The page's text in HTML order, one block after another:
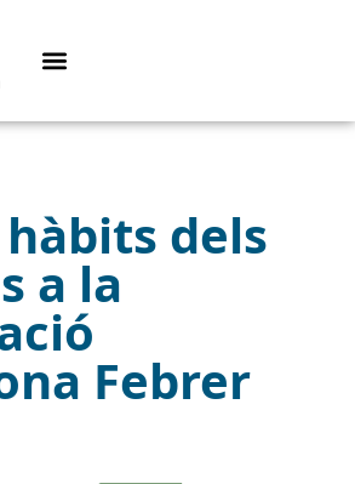
dels
a la
Febrer